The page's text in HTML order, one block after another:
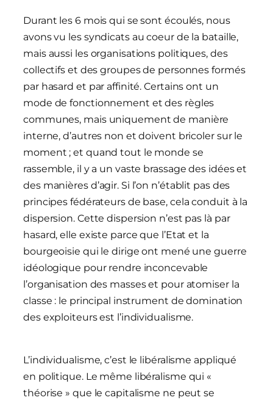
Durant les 6 mois qui se sont écoulés, nous
avons vu les syndicats au coeur de la bataille,
mais aussi les organisations politiques, des
collectifs et des groupes de personnes formés
par hasard et par affinité. Certains ont un
mode de fonctionnement et des règles
communes, mais uniquement de manière
interne, d’autres non et doivent bricoler sur le
moment ; et quand tout le monde se
rassemble, il y a un vaste brassage des idées et
des manières d’agir. Si l’on n’établit pas des
principes fédérateurs de base, cela conduit à la
dispersion. Cette dispersion n’est pas là par
hasard, elle existe parce que l’Etat et la
bourgeoisie qui le dirige ont mené une guerre
idéologique pour rendre inconcevable
l’organisation des masses et pour atomiser la
classe : le principal instrument de domination
des exploiteurs est l’individualisme.
L’individualisme, c’est le libéralisme appliqué
en politique. Le même libéralisme qui «
théorise » que le capitalisme ne peut se